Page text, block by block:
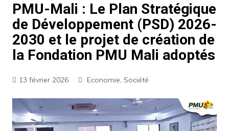
PMU-Mali : Le Plan Stratégique
de Développement (PSD) 2026-
2030 et le projet de création de
la Fondation PMU Mali adoptés
13 février 2026 Economie, Société